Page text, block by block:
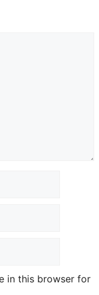
in this browser for